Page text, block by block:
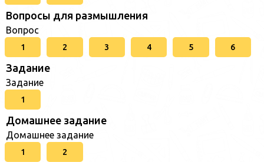
Вопросы для размышления
Вопрос
1 2 3 4 5 6
Задание
Задание
1
Домашнее задание
Домашнее задание
1 2